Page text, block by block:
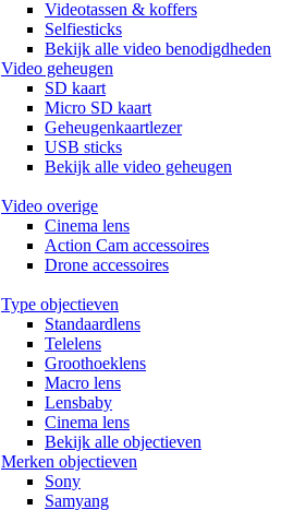
Videotassen & koffers
Selfiesticks
Bekijk alle video benodigdheden
Video geheugen
SD kaart
Micro SD kaart
Geheugenkaartlezer
USB sticks
Bekijk alle video geheugen
Video overige
Cinema lens
Action Cam accessoires
Drone accessoires
Type objectieven
Standaardlens
Telelens
Groothoeklens
Macro lens
Lensbaby
Cinema lens
Bekijk alle objectieven
Merken objectieven
Sony
Samyang